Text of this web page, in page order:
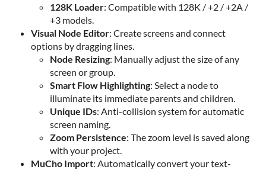
128K Loader: Compatible with 128K / +2 / +2A /
+3 models.
Visual Node Editor: Create screens and connect
options by dragging lines.
Node Resizing: Manually adjust the size of any
screen or group.
Smart Flow Highlighting: Select a node to
illuminate its immediate parents and children.
Unique IDs: Anti-collision system for automatic
screen naming.
Zoom Persistence: The zoom level is saved along
with your project.
MuCho Import: Automatically convert your text-